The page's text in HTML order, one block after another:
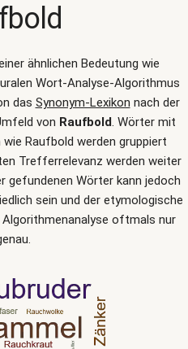
ähnlichen Bedeutung wie
Wort-Analyse-Algorithmus
das Synonym-Lexikon nach der
von Raufbold. Wörter mit
Raufbold werden gruppiert
Trefferrelevanz werden weiter
gefundenen Wörter kann jedoch
sein und der etymologische
oftmals nur